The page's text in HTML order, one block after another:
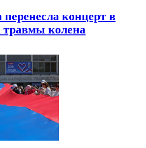
перенесла концерт в
травмы колена